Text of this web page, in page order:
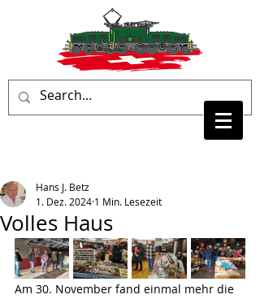
Volles Haus
Hans J. Betz
1. Dez. 2024 1 Min. Lesezeit
Am 30. November fand einmal mehr die